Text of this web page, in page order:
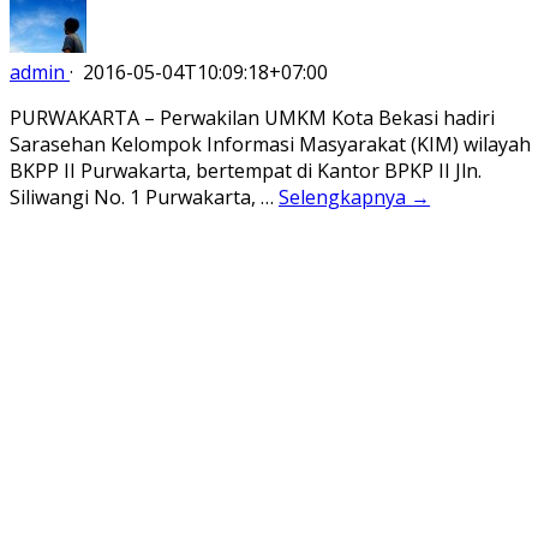
admin · 2016-05-04T10:09:18+07:00
PURWAKARTA – Perwakilan UMKM Kota Bekasi hadiri
Sarasehan Kelompok Informasi Masyarakat (KIM) wilayah
BKPP II Purwakarta, bertempat di Kantor BPKP II Jln.
Siliwangi No. 1 Purwakarta, … Selengkapnya →